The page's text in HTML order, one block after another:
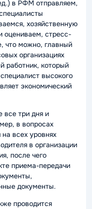
в РФМ отправляем,
хозяйственную
оцениваем, стресс-
что можно, главный
организациях
работник, который
высокого
экономический
все три дня и
в вопросах
на всех уровнях
в организации
после чего
приема-передачи
документы.
проводится